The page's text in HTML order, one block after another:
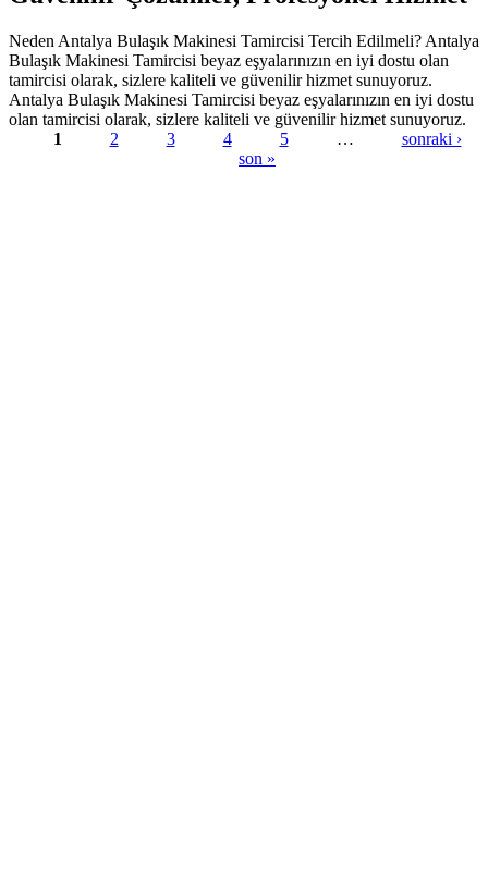
Neden Antalya Bulaşık Makinesi Tamircisi Tercih Edilmeli? Antalya
Bulaşık Makinesi Tamircisi beyaz eşyalarınızın en iyi dostu olan
tamircisi olarak, sizlere kaliteli ve güvenilir hizmet sunuyoruz.
Antalya Bulaşık Makinesi Tamircisi beyaz eşyalarınızın en iyi dostu
olan tamircisi olarak, sizlere kaliteli ve güvenilir hizmet sunuyoruz.
1 2 3 4 5 …
sonraki ›
son »